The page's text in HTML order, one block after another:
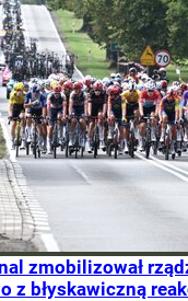
zmobilizował
z błyskawiczną